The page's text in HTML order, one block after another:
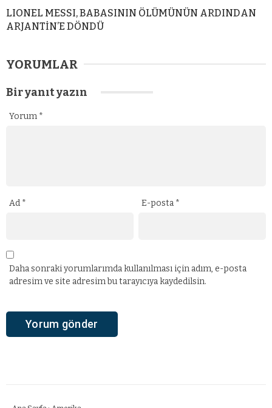
LIONEL MESSI, BABASININ ÖLÜMÜNÜN ARDINDAN
ARJANTİN’E DÖNDÜ
YORUMLAR
Bir yanıt yazın
Yorum *
Ad * E-posta *
Daha sonraki yorumlarımda kullanılması için adım, e-posta
adresim ve site adresim bu tarayıcıya kaydedilsin.